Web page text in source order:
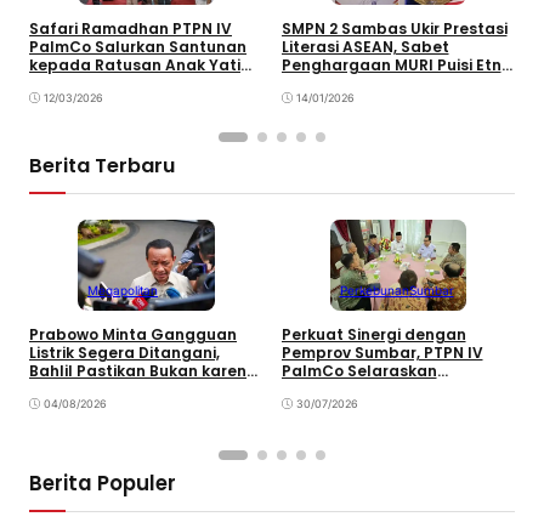
Safari Ramadhan PTPN IV
PalmCo Salurkan Santunan
kepada Ratusan Anak Yatim
12/03/2026
SMPN 2 Sambas Ukir Prestasi
Literasi ASEAN, Sabet
Penghargaan MURI Puisi Etnik
14/01/2026
Berita Terbaru
Megapolitan
Prabowo Minta Gangguan
Listrik Segera Ditangani,
Bahlil Pastikan Bukan karena
04/08/2026
PerkebunanSumbar
Perkuat Sinergi dengan
Pemprov Sumbar, PTPN IV
PalmCo Selaraskan
Pembangunan Daerah
30/07/2026
Berita Populer